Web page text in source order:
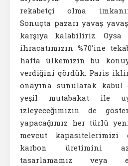
rekabetçi olma
Sonuçta pazarı yavaş
karşıya kalabiliriz. Oysa
ihracatımızın %70’ine
hafta ülkemizin bu
verdiğini gördük. Paris
onayına sunularak kabul
yeşil mutabakat ile
izleyeceğimizin de
yapacağımız her türlü
mevcut kapasitelerimizi
karbon üretimini
tasarlamamız veya